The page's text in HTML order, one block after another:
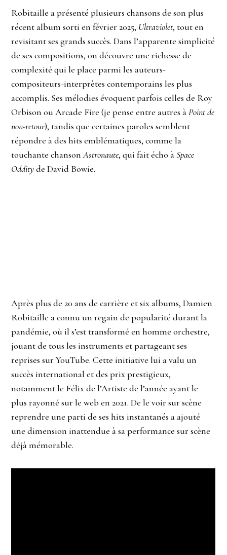
Robitaille a présenté plusieurs chansons de son plus
récent album sorti en février 2025, Ultraviolet, tout en
revisitant ses grands succès. Dans l’apparente simplicité
de ses compositions, on découvre une richesse de
complexité qui le place parmi les auteurs-
compositeurs-interprètes contemporains les plus
accomplis. Ses mélodies évoquent parfois celles de Roy
Orbison ou Arcade Fire (je pense entre autres àPoint de
non-retour), tandis que certaines paroles semblent
répondre à des hits emblématiques, comme la
touchante chansonAstronaute, qui fait écho àSpace
Oddityde David Bowie.
Après plus de 20 ans de carrière et six albums, Damien
Robitaille a connu un regain de popularité durant la
pandémie, où il s’est transformé en homme orchestre,
jouant de tous les instruments et partageant ses
reprises sur YouTube. Cette initiative lui a valu un
succès international et des prix prestigieux,
notamment le Félix de l’Artiste de l’année ayant le
plus rayonné sur le web en 2021. De le voir sur scène
reprendre une parti de ses hits instantanés a ajouté
une dimension inattendue à sa performance sur scène
déjà mémorable.